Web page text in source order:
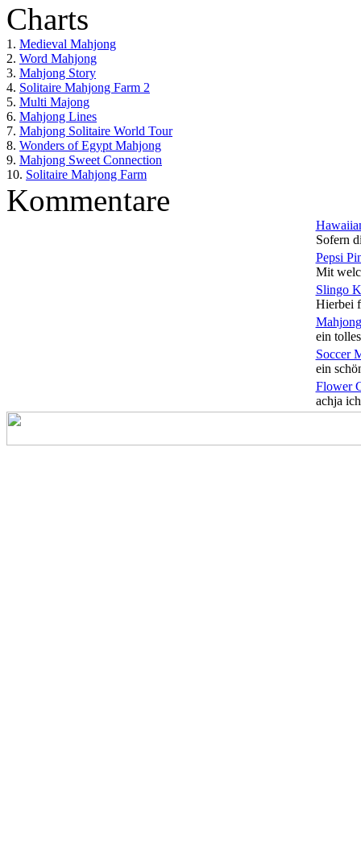
Charts
1. Medieval Mahjong
2. Word Mahjong
3. Mahjong Story
4. Solitaire Mahjong Farm 2
5. Multi Majong
6. Mahjong Lines
7. Mahjong Solitaire World Tour
8. Wonders of Egypt Mahjong
9. Mahjong Sweet Connection
10. Solitaire Mahjong Farm
Kommentare
Sofern
Pepsi
Mit
Slingo
Hierbei
ein
Soccer
ein
Flower
achja